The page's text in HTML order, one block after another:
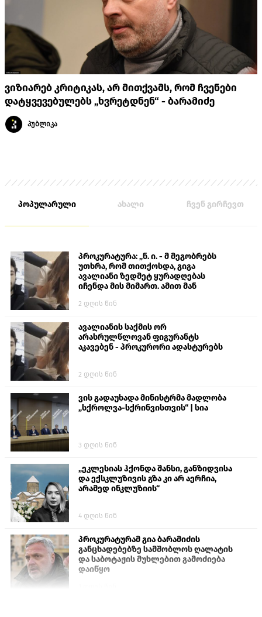
ვიზიარებ კრიტიკას, არ მითქვამს, რომ ჩვენები
დატყვევებულებს „ხვრეტდნენ“ - ბარამიძე
პუბლიკა
პოპულარული ახალი ჩვენ გირჩევთ
პროკურატურა: „ნ. ი. - მ მეგობრებს
უთხრა, რომ თითქოსდა, გიგა
ავალიანი ზედმეტ ყურადღებას
იჩენდა მის მიმართ. ამით მან
თავს დასხმოდა გიგა ავალიანს“
2 დღის წინ
ავალიანის საქმის ორ
არასრულწლოვან ფიგურანტს
აკავებენ - პროკურორი ადასტურებს
2 დღის წინ
ვის გადაუხადა მინისტრმა მადლობა
„სქროლვა-სქრინვისთვის“ | სია
3 დღის წინ
„ეკლესიას ჰქონდა შანსი, განზიდვისა
და ექსკლუზივის გზა კი არ აერჩია,
არამედ ინკლუზიის“
4 დღის წინ
პროკურატურამ გია ბარამიძის
განცხადებებზე სამშობლოს ღალატის
და საბოტაჟის მუხლებით გამოძიება
დაიწყო